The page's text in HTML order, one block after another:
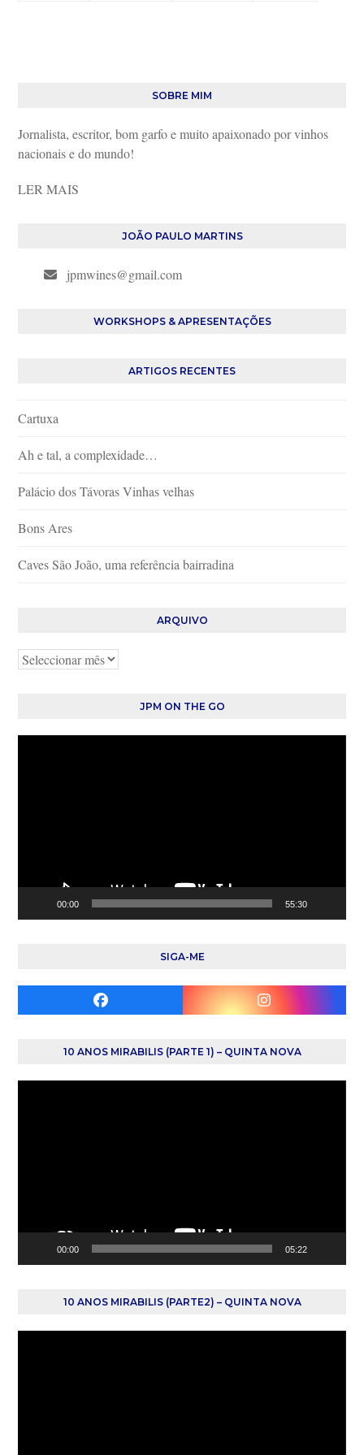
SOBRE MIM
Jornalista, escritor, bom garfo e muito apaixonado por vinhos
nacionais e do mundo!
LER MAIS
JOÃO PAULO MARTINS
jpmwines@gmail.com
WORKSHOPS & APRESENTAÇÕES
ARTIGOS RECENTES
Cartuxa
Ah e tal, a complexidade…
Palácio dos Távoras Vinhas velhas
Bons Ares
Caves São João, uma referência bairradina
ARQUIVO
Arquivo
JPM ON THE GO
00:00 55:30
SIGA-ME
Facebook Instagram
10 ANOS MIRABILIS (PARTE 1) – QUINTA NOVA
00:00 05:22
10 ANOS MIRABILIS (PARTE2) – QUINTA NOVA